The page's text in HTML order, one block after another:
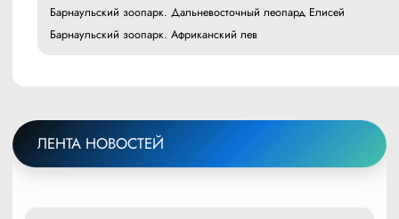
Барнаульский зоопарк. Дальневосточный леопард Елисей
Барнаульский зоопарк. Африканский лев
ЛЕНТА НОВОСТЕЙ